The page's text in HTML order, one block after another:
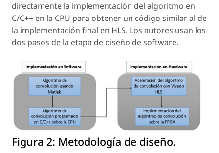
directamente la implementación del algoritmo en
C/C++ en la CPU para obtener un código similar al de
la implementación final en HLS. Los autores usan los
dos pasos de la etapa de diseño desoftware.
Figura 2: Metodología de diseño.